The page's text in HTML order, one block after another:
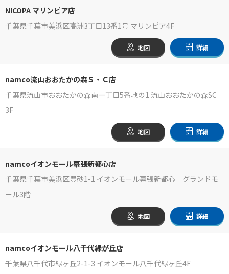
NICOPA マリンピア店
千葉県千葉市美浜区高洲3丁目13番1号 マリンピア4F
地図 詳細
namco流山おおたかの森Ｓ・Ｃ店
千葉県流山市おおたかの森南一丁目5番地の1 流山おおたかの森SC
3F
地図 詳細
namcoイオンモール幕張新都心店
千葉県千葉市美浜区豊砂1-1 イオンモール幕張新都心 グランドモ
ール3階
地図 詳細
namcoイオンモール八千代緑が丘店
千葉県八千代市緑ヶ丘2-1-3 イオンモール八千代緑ヶ丘4F